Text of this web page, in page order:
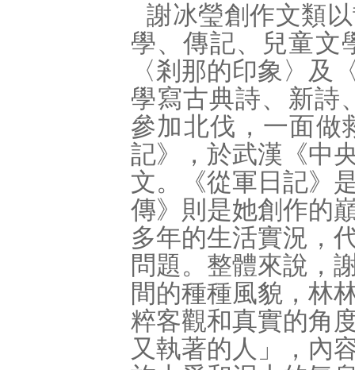
謝冰瑩創作文類
學、傳記、兒童文
〈剎那的印象〉及
學寫古典詩、新詩
參加北伐，一面做
記》，於武漢《中
文。《從軍日記》
傳》則是她創作的
多年的生活實況，
問題。整體來說，
間的種種風貌，林
粹客觀和真實的角
又執著的人」，內